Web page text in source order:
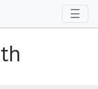
☰